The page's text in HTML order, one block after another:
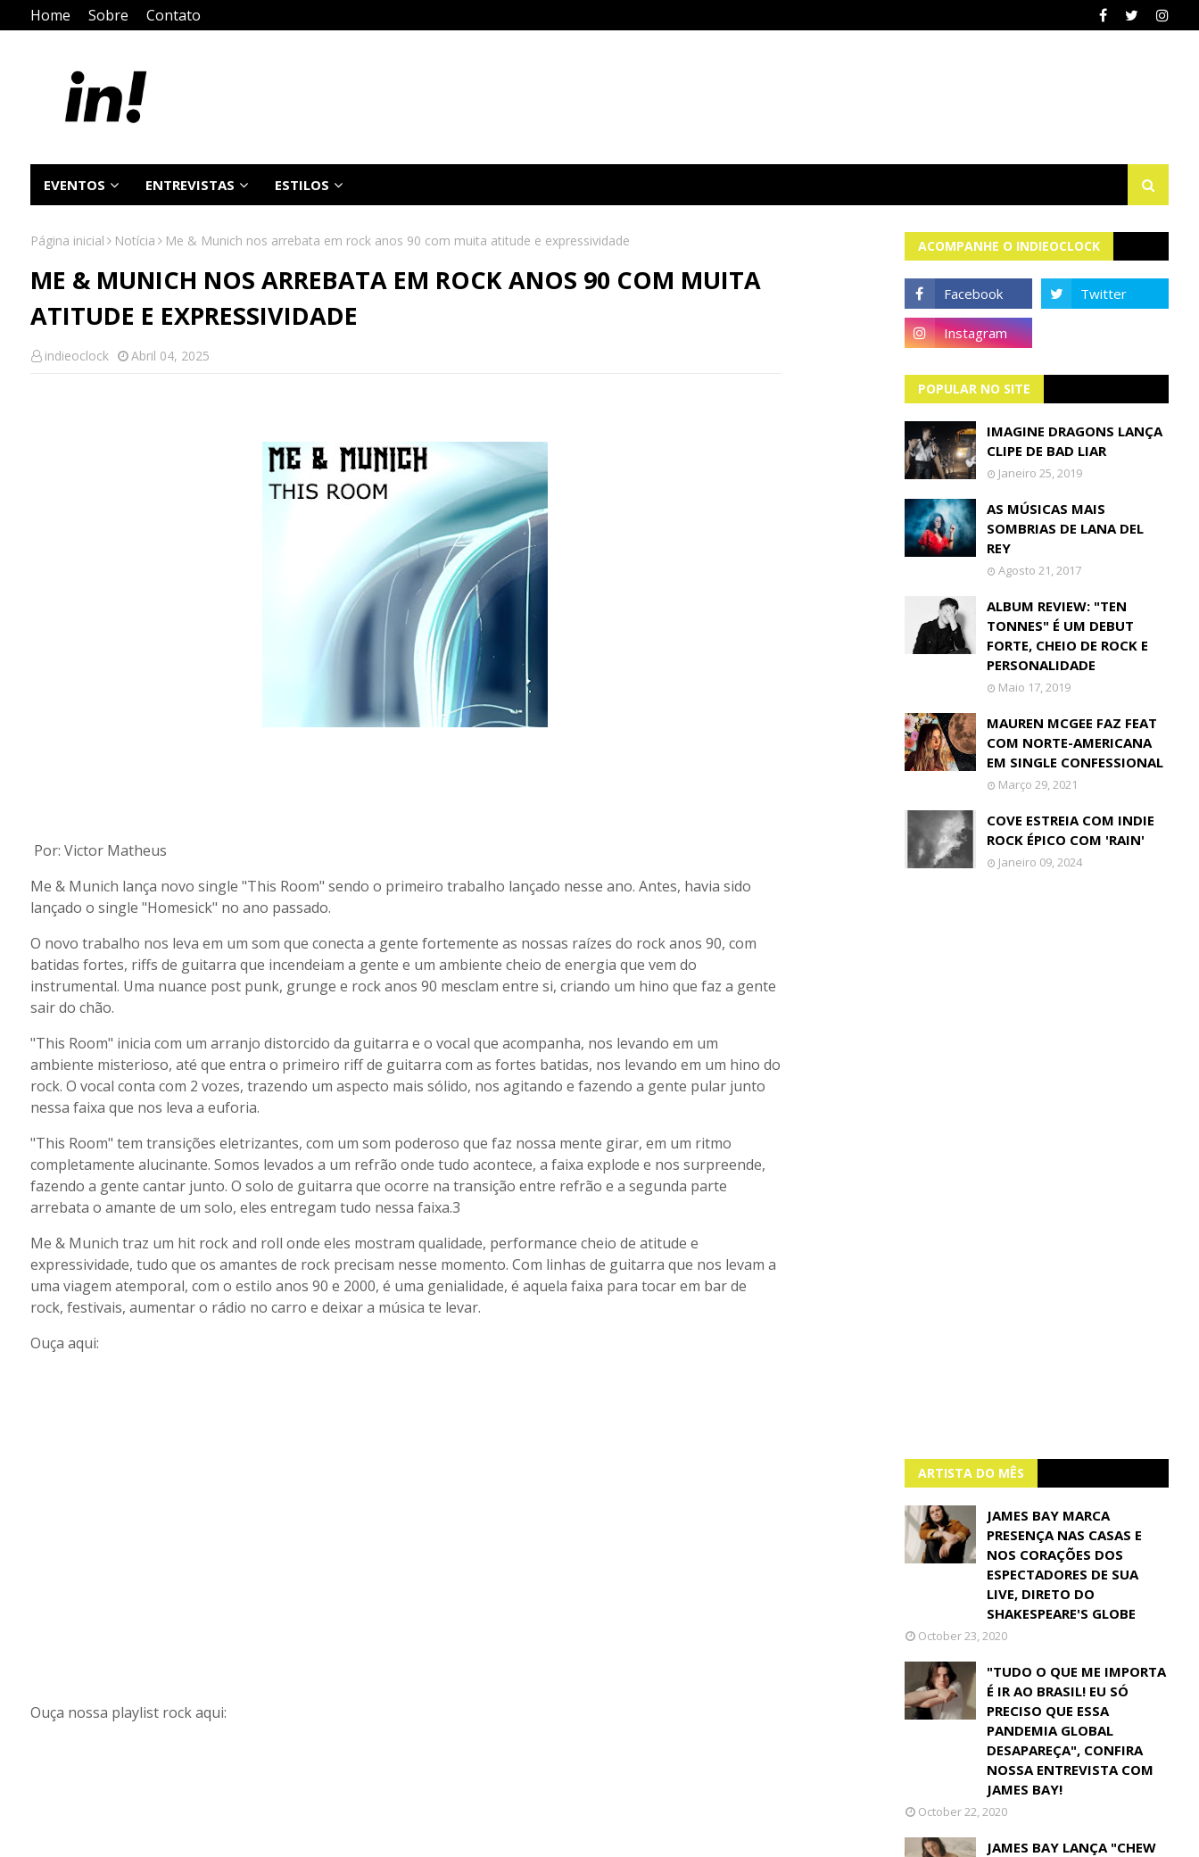
Home Sobre Contato
EVENTOS ENTREVISTAS ESTILOS
Página inicial Notícia Me & Munich nos arrebata em rock anos 90 com muita atitude e expressividade
ME & MUNICH NOS ARREBATA EM ROCK ANOS 90 COM MUITA
ATITUDE E EXPRESSIVIDADE
indieoclock Abril 04, 2025
Por: Victor Matheus
Me & Munich lança novo single "This Room" sendo o primeiro trabalho lançado nesse ano. Antes, havia sido
lançado o single "Homesick" no ano passado.
O novo trabalho nos leva em um som que conecta a gente fortemente as nossas raízes do rock anos 90, com
batidas fortes, riffs de guitarra que incendeiam a gente e um ambiente cheio de energia que vem do
instrumental. Uma nuance post punk, grunge e rock anos 90 mesclam entre si, criando um hino que faz a gente
sair do chão.
"This Room" inicia com um arranjo distorcido da guitarra e o vocal que acompanha, nos levando em um
ambiente misterioso, até que entra o primeiro riff de guitarra com as fortes batidas, nos levando em um hino do
rock. O vocal conta com 2 vozes, trazendo um aspecto mais sólido, nos agitando e fazendo a gente pular junto
nessa faixa que nos leva a euforia.
"This Room" tem transições eletrizantes, com um som poderoso que faz nossa mente girar, em um ritmo
completamente alucinante. Somos levados a um refrão onde tudo acontece, a faixa explode e nos surpreende,
fazendo a gente cantar junto. O solo de guitarra que ocorre na transição entre refrão e a segunda parte
arrebata o amante de um solo, eles entregam tudo nessa faixa.3
Me & Munich traz um hit rock and roll onde eles mostram qualidade, performance cheio de atitude e
expressividade, tudo que os amantes de rock precisam nesse momento. Com linhas de guitarra que nos levam a
uma viagem atemporal, com o estilo anos 90 e 2000, é uma genialidade, é aquela faixa para tocar em bar de
rock, festivais, aumentar o rádio no carro e deixar a música te levar.
Ouça aqui:
Ouça nossa playlist rock aqui:
ACOMPANHE O INDIEOCLOCK
POPULAR NO SITE
IMAGINE DRAGONS LANÇA
CLIPE DE BAD LIAR
Janeiro 25, 2019
AS MÚSICAS MAIS
SOMBRIAS DE LANA DEL
REY
Agosto 21, 2017
ALBUM REVIEW: "TEN
TONNES" É UM DEBUT
FORTE, CHEIO DE ROCK E
PERSONALIDADE
Maio 17, 2019
MAUREN MCGEE FAZ FEAT
COM NORTE-AMERICANA
EM SINGLE CONFESSIONAL
Março 29, 2021
COVE ESTREIA COM INDIE
ROCK ÉPICO COM 'RAIN'
Janeiro 09, 2024
ARTISTA DO MÊS
JAMES BAY MARCA
PRESENÇA NAS CASAS E
NOS CORAÇÕES DOS
ESPECTADORES DE SUA
LIVE, DIRETO DO
SHAKESPEARE'S GLOBE
October 23, 2020
"TUDO O QUE ME IMPORTA
É IR AO BRASIL! EU SÓ
PRECISO QUE ESSA
PANDEMIA GLOBAL
DESAPAREÇA", CONFIRA
NOSSA ENTREVISTA COM
JAMES BAY!
October 22, 2020
JAMES BAY LANÇA "CHEW